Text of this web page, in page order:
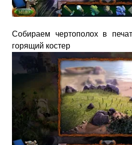
Собираем чертополох в
горящий костер